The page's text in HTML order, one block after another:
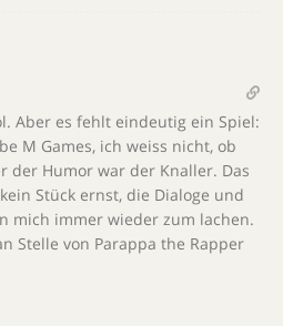
Aber es fehlt eindeutig ein Spiel:
M Games, ich weiss nicht, ob
der Humor war der Knaller. Das
Stück ernst, die Dialoge und
mich immer wieder zum lachen.
Stelle von Parappa the Rapper